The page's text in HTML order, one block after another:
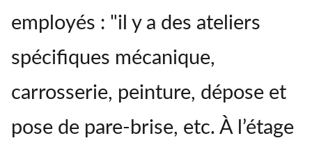
employés : "il y a des ateliers
spécifiques mécanique,
carrosserie, peinture, dépose et
pose de pare-brise, etc. À l’étage